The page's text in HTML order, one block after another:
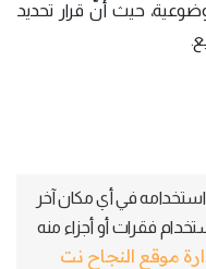
حيث أنّ قرار تحديد
في أي مكان آخر
فقرات أو أجزاء منه
موقع النجاح نت